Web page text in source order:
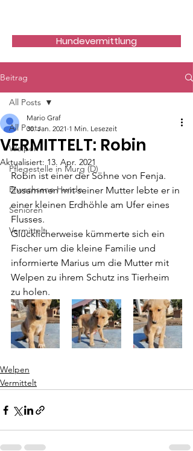
Hundevermittlung
Beitrag
All Posts
Welpen
Pflegestelle in Murg (D)
Erwachsene Hunde
Senioren
Vermittelt
All Posts
VERMITTELT: Robin
Mario Graf
30. Jan. 2021 1 Min. Lesezeit
Aktualisiert: 13. Apr. 2021
Robin ist einer der Söhne von Fenja.
Zusammen mit seiner Mutter lebte er in
einer kleinen Erdhöhle am Ufer eines
Flusses.
Glücklicherweise kümmerte sich ein
Fischer um die kleine Familie und
informierte Marius um die Mutter mit
Welpen zu ihrem Schutz ins Tierheim
zu holen.
Welpen
Vermittelt